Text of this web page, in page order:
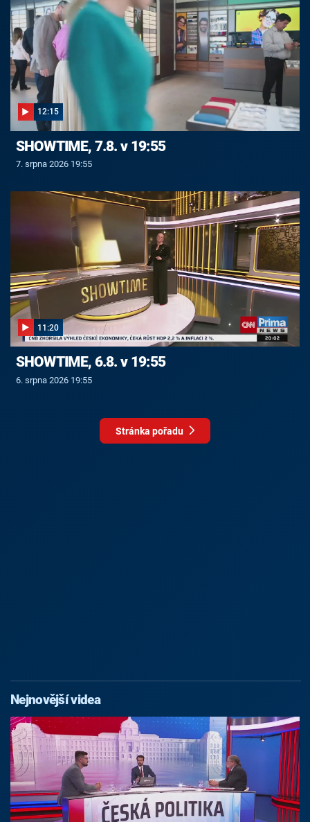
12:15
SHOWTIME, 7.8. v 19:55
7. srpna 2026 19:55
11:20
SHOWTIME, 6.8. v 19:55
6. srpna 2026 19:55
Stránka pořadu
Nejnovější videa